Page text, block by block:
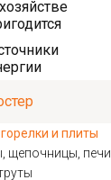
и плиты
щепочницы, печи